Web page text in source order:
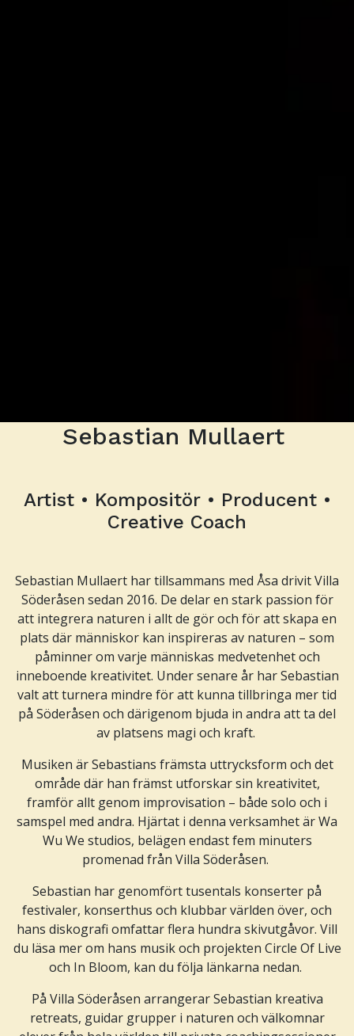
Sebastian Mullaert
Artist • Kompositör • Producent •
Creative Coach
Sebastian Mullaert har tillsammans med Åsa drivit Villa
Söderåsen sedan 2016. De delar en stark passion för
att integrera naturen i allt de gör och för att skapa en
plats där människor kan inspireras av naturen – som
påminner om varje människas medvetenhet och
inneboende kreativitet. Under senare år har Sebastian
valt att turnera mindre för att kunna tillbringa mer tid
på Söderåsen och därigenom bjuda in andra att ta del
av platsens magi och kraft.
Musiken är Sebastians främsta uttrycksform och det
område där han främst utforskar sin kreativitet,
framför allt genom improvisation – både solo och i
samspel med andra. Hjärtat i denna verksamhet är Wa
Wu We studios, belägen endast fem minuters
promenad från Villa Söderåsen.
Sebastian har genomfört tusentals konserter på
festivaler, konserthus och klubbar världen över, och
hans diskografi omfattar flera hundra skivutgåvor. Vill
du läsa mer om hans musik och projekten Circle Of Live
och In Bloom, kan du följa länkarna nedan.
På Villa Söderåsen arrangerar Sebastian kreativa
retreats, guidar grupper i naturen och välkomnar